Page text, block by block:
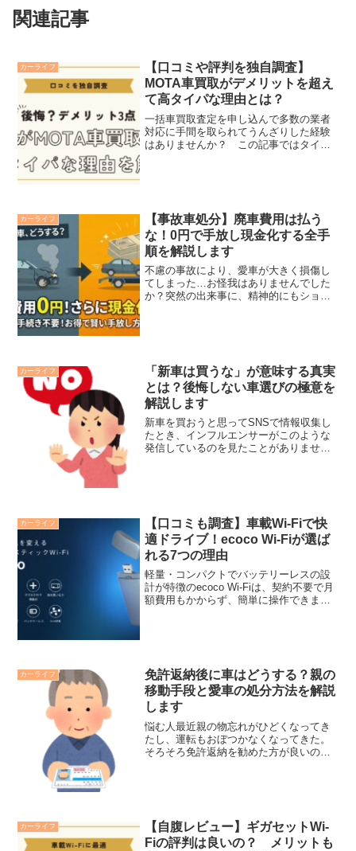
関連記事
カーライフ
【口コミや評判を独自調査】
MOTA車買取がデメリットを超え
て高タイパな理由とは？
一括車買取査定を申し込んで多数の業者
対応に手間を取られてうんざりした経験
はありませんか？ この記事ではタイパ
カーライフ
【事故車処分】廃車費用は払う
な！0円で手放し現金化する全手
順を解説します
不慮の事故により、愛車が大きく損傷し
てしまった…お怪我はありませんでした
か？突然の出来事に、精神的にもショッ
カーライフ
「新車は買うな」が意味する真実
とは？後悔しない車選びの極意を
解説します
新車を買おうと思ってSNSで情報収集し
たとき、インフルエンサーがこのような
発信しているのを見たことがありません
カーライフ
【口コミも調査】車載Wi-Fiで快
適ドライブ！ecoco Wi-Fiが選ば
れる7つの理由
軽量・コンパクトでバッテリーレスの設
計が特徴のecoco Wi-Fiは、契約不要で月
額費用もかからず、簡単に操作できま
カーライフ
免許返納後に車はどうする？親の
移動手段と愛車の処分方法を解説
します
悩む人最近親の物忘れがひどくなってき
たし、運転もおぼつかなくなってきた。
そろそろ免許返納を勧めた方が良いのか
カーライフ
【自腹レビュー】ギガセットWi-
Fiの評判は良いの？ メリットも